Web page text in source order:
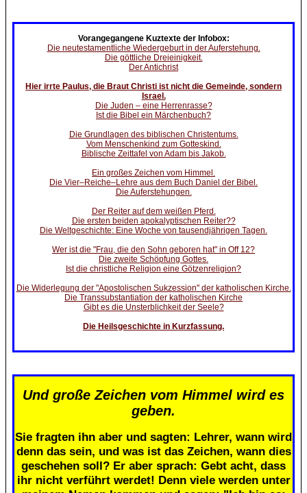
Vorangegangene Kuztexte der Infobox:
Die neutestamentliche Wiedergeburt in der Auferstehung.
Die göttliche Dreieinigkeit.
Der Antichrist
Hier irrte Paulus, die Braut Christi ist nicht die Gemeinde, sondern
Israel.
Die Juden – eine Herrenrasse?
Ist die Bibel ein Märchenbuch?
Die Grundlagen des biblischen Christentums.
Vom Menschenkind zum Gotteskind.
Biblische Zeittafel von Adam bis Jakob.
Ein großes Zeichen vom Himmel.
Die Vier–Reiche–Lehre aus dem Buch Daniel der Bibel.
Die Auferstehungen.
Der Reiter auf dem weißen Pferd.
Die ersten beiden apokalyptischen Reiter??
Die Weltgeschichte: Eine Woche von tausendjährigen Tagen.
Wer ist die "Frau, die den Sohn geboren hat" in Off 12?
Die zweite Schöpfung Gottes.
Ist die christliche Religion eine Götzenreligion?
Die Widerlegung der "Apostolischen Sukzession" der katholischen Kirche.
Die Transsubstantiation der katholischen Kirche
Gibt es die Unsterblichkeit der Seele?
Die Heilsgeschichte in Kurzfassung.
Und große Zeichen vom Himmel wird es
geben.
Sie fragten ihn aber und sagten: Lehrer, wann wird
denn das sein, und was ist das Zeichen, wann dies
geschehen soll? Er aber sprach: Gebt acht, dass
ihr nicht verführt werdet! Denn viele werden unter